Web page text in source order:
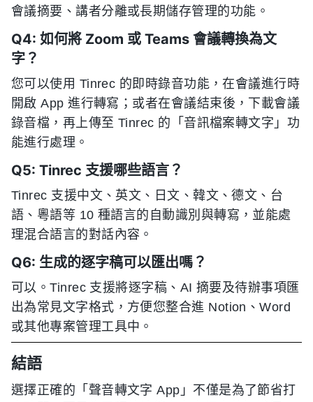
會議摘要、講者分離或長期儲存管理的功能。
Q4: 如何將 Zoom 或 Teams 會議轉換為文
字？
您可以使用 Tinrec 的即時錄音功能，在會議進行時
開啟 App 進行轉寫；或者在會議結束後，下載會議
錄音檔，再上傳至 Tinrec 的「音訊檔案轉文字」功
能進行處理。
Q5: Tinrec 支援哪些語言？
Tinrec 支援中文、英文、日文、韓文、德文、台
語、粵語等 10 種語言的自動識別與轉寫，並能處
理混合語言的對話內容。
Q6: 生成的逐字稿可以匯出嗎？
可以。Tinrec 支援將逐字稿、AI 摘要及待辦事項匯
出為常見文字格式，方便您整合進 Notion、Word
或其他專案管理工具中。
結語
選擇正確的「聲音轉文字 App」不僅是為了節省打